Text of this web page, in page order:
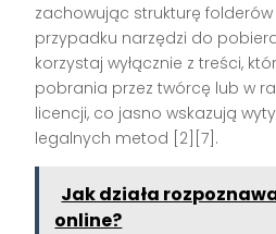
zachowując strukturę
przypadku narzędzi do
korzystaj wyłącznie z treści,
pobrania przez twórcę lub w
licencji, co jasno wskazują
legalnych metod [2][7].
Jak działa
online?